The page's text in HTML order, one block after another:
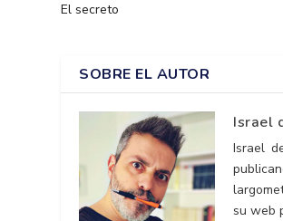
El secreto
SOBRE EL AUTOR
Israel
Israel
su web